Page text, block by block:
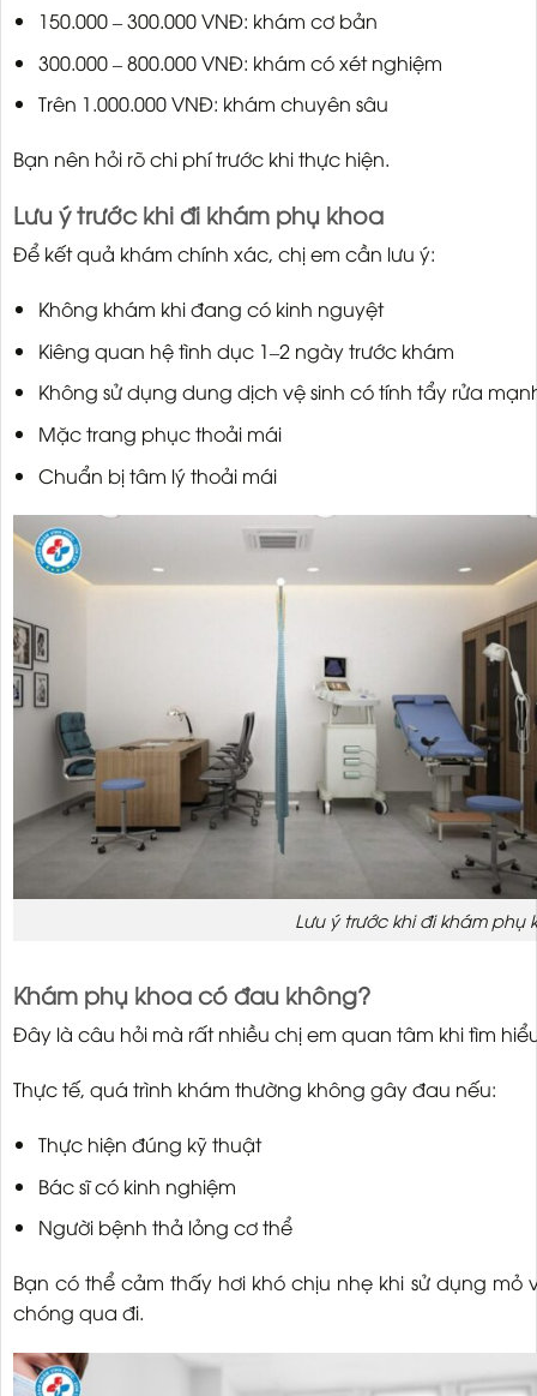
150.000 – 300.000 VNĐ: khám cơ bản
300.000 – 800.000 VNĐ: khám có xét nghiệm
Trên 1.000.000 VNĐ: khám chuyên sâu
Bạn nên hỏi rõ chi phí trước khi thực hiện.
Lưu ý trước khi đi khám phụ khoa
Để kết quả khám chính xác, chị em cần lưu ý:
Không khám khi đang có kinh nguyệt
Kiêng quan hệ tình dục 1–2 ngày trước khám
Không sử dụng dung dịch vệ sinh có tính tẩy rửa
Mặc trang phục thoải mái
Chuẩn bị tâm lý thoải mái
Lưu ý trước khi đi khám phụ
Khám phụ khoa có đau không?
Đây là câu hỏi mà rất nhiều chị em quan tâm khi tìm
Thực tế, quá trình khám thường không gây đau nếu:
Thực hiện đúng kỹ thuật
Bác sĩ có kinh nghiệm
Người bệnh thả lỏng cơ thể
Bạn có thể cảm thấy hơi khó chịu nhẹ khi sử dụng
chóng qua đi.